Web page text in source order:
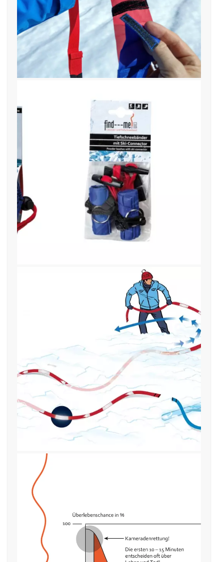
27. November 2019
find—me 3 Produkte ab 2019-low
find—me Illustration Mod 2019
14. Oktober 2015
Lawine Überlebenschance find–
me!